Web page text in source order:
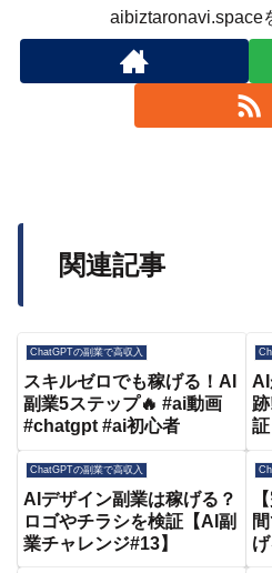
aibiztaronavi.space
関連記事
ChatGPTの副業で高収入
スキルゼロでも稼げる！AI
副業5ステップ🔥 #ai動画
#chatgpt #ai初心者
証
ChatGPTの副業で高収入
AIデザイン副業は稼げる？
ロゴやチラシを検証【AI副
業チャレンジ#13】